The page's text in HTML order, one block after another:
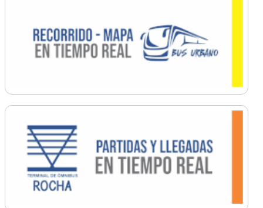
Ordenamiento
Promoción Social
Salud
Secretaría General